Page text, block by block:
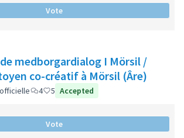
Vote
medborgardialog I Mörsil /
co-créatif à Mörsil (Âre)
4 5 Accepted
Vote